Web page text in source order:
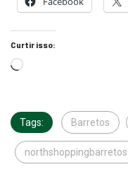
Curtir isso:
Tags: Barretos
northshoppingbarretos